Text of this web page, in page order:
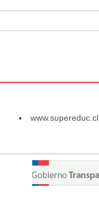
www.supereduc.cl